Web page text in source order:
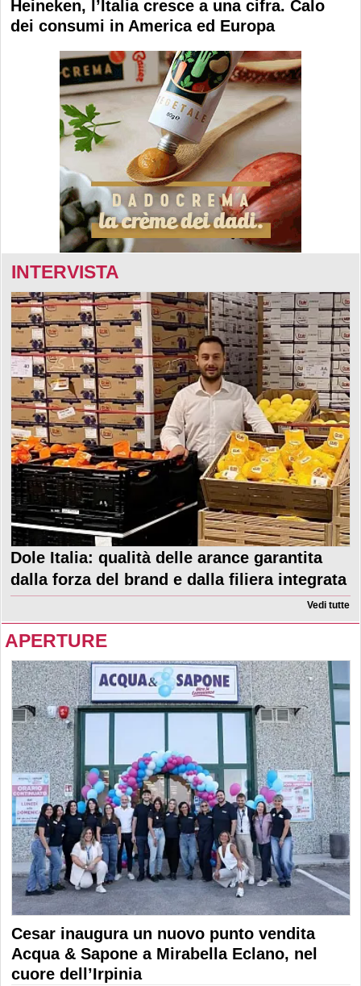
Heineken, l’Italia cresce a una cifra. Calo
dei consumi in America ed Europa
INTERVISTA
Dole Italia: qualità delle arance garantita
dalla forza del brand e dalla filiera integrata
Vedi tutte
APERTURE
Cesar inaugura un nuovo punto vendita
Acqua & Sapone a Mirabella Eclano, nel
cuore dell’Irpinia